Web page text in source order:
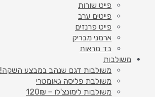
פייט שורות
פייטים ערב
פייט פרנזים
ארמני מבריק
בד מראות
משולבות
משולבות דגם שנהב במבצע השקה!
משולבת פליסה גאומטרי
משולבות לימונצ'לו – 120₪